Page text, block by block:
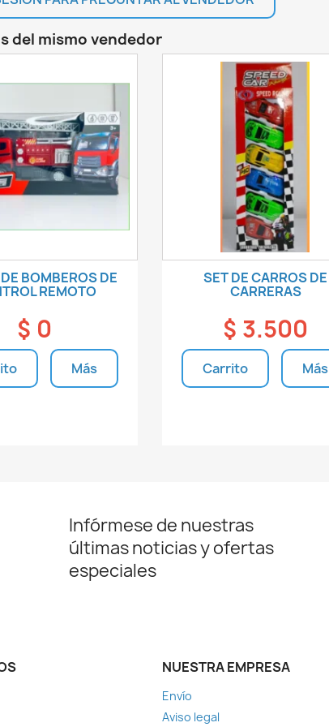
del mismo vendedor
BOMBEROS DE
REMOTO
$ 0
Más
SET DE CARROS DE
CARRERAS
$ 3.500
Carrito Más
Infórmese de nuestras
últimas noticias y ofertas
especiales
NUESTRA EMPRESA
Envío
Aviso legal